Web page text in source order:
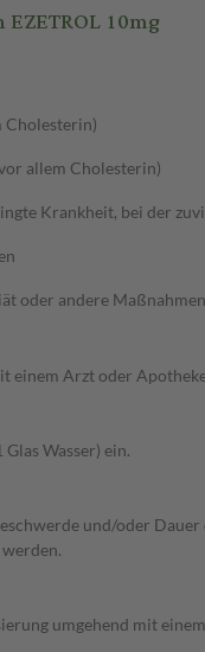
10mg
Cholesterin)
allem Cholesterin)
Krankheit, bei der
oder andere
einem Arzt oder
Wasser) ein.
und/oder
umgehend mit